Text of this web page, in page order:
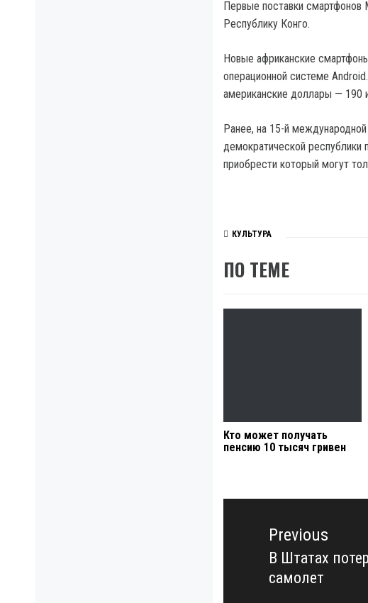
Первые поставки смартфонов
Республику Конго.
Новые африканские
операционной системе
американские доллары — 190
Ранее, на 15-й
демократической республики
приобрести который могут
КУЛЬТУРА
ПО ТЕМЕ
Кто может получать
пенсию 10 тысяч гривен
Навигация
записямPrevious
Previous
post:
В Штатах
самолет